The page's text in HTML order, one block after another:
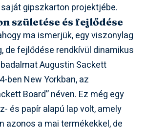
gipszkarton projektjébe.
születése és fejlődése
ma ismerjük, egy viszonylag
de fejlődése rendkívül dinamikus
Augustin Sackett
ben New Yorkban, az
Board” néven. Ez még egy
és papír alapú lap volt, amely
azonos a mai termékekkel, de